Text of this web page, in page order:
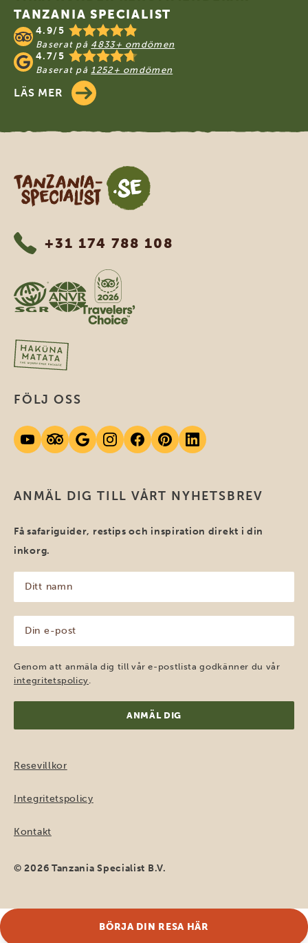
TANZANIA SPECIALIST
4.9/5
Baserat på 4833+ omdömen
4.7/5
Baserat på 1252+ omdömen
LÄS MER
Tanzania Specialist
+31 174 788 108
ANMÄL DIG TILL VÅRT NYHETSBREV
Få safariguider, restips och inspiration direkt i din
inkorg.
namn
(Obligatoriskt)
post
(Obligatoriskt)
Genom att anmäla dig till vår e-postlista godkänner du vår
integritetspolicy
FÖLJ OSS
Resevillkor
Integritetspolicy
Kontakt
© 2026 Tanzania Specialist B.V.
BÖRJA DIN RESA HÄR